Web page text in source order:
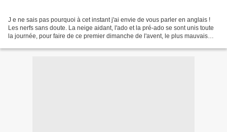
J e ne sais pas pourquoi à cet instant j'ai envie de vous parler en anglais !
Les nerfs sans doute. La neige aidant, l'ado et la pré-ado se sont unis toute
la journée, pour faire de ce premier dimanche de l'avent, le plus mauvais